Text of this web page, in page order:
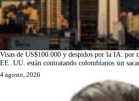
Visas de US$100.000 y despidos por la IA: por
EE. UU. están contratando colombianos sin
4 agosto, 2026